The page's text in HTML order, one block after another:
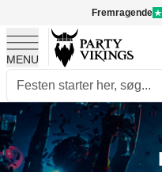
Fremragende
MENU
Skip to Content